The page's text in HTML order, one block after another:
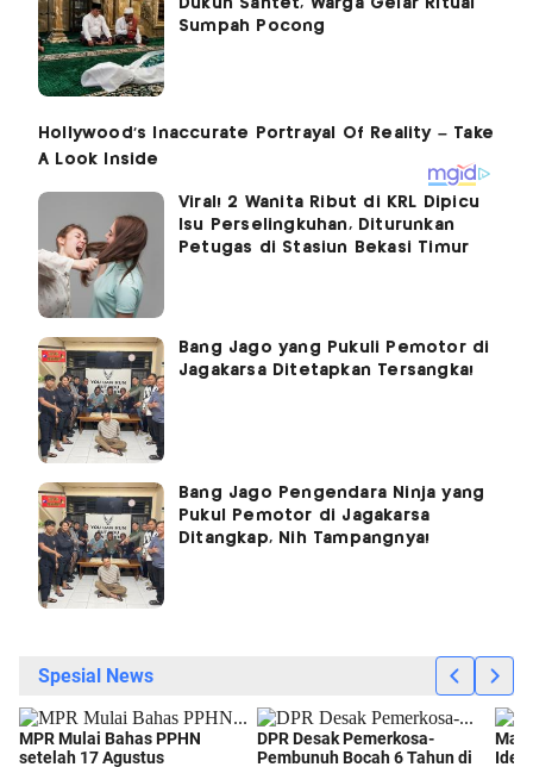
Dukun Santet, Warga Gelar Ritual
Sumpah Pocong
Viral! 2 Wanita Ribut di KRL Dipicu
Isu Perselingkuhan, Diturunkan
Petugas di Stasiun Bekasi Timur
Bang Jago yang Pukuli Pemotor di
Jagakarsa Ditetapkan Tersangka!
Bang Jago Pengendara Ninja yang
Pukul Pemotor di Jagakarsa
Ditangkap, Nih Tampangnya!